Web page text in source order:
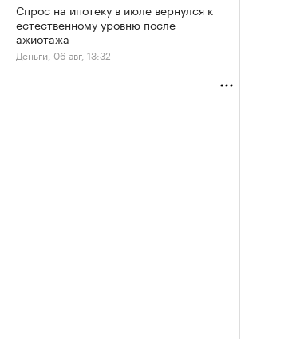
Спрос на ипотеку в июле вернулся к
естественному уровню после
ажиотажа
Деньги, 06 авг, 13:32